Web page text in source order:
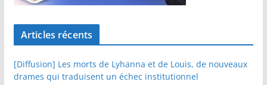
Articles récents
[Diffusion] Les morts de Lyhanna et de Louis, de nouveaux
drames qui traduisent un échec institutionnel